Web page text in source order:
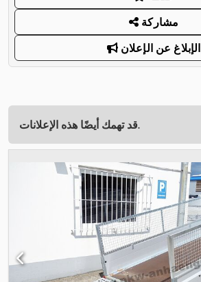
مشاركة
الإبلاغ عن الإعلان
قد تهمك أيضًا هذه الإعلانات.